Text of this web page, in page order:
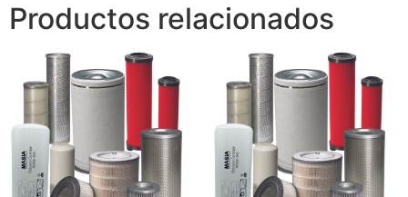
Productos relacionados